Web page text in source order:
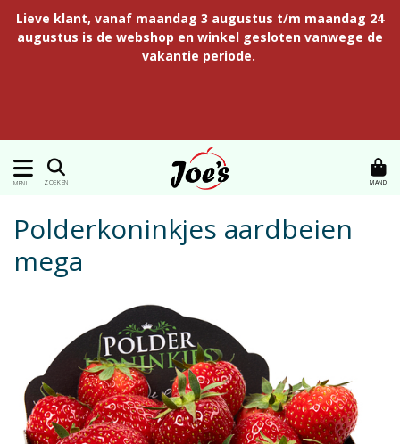
Lieve klant, vanaf maandag 3 augustus t/m maandag 24
augustus is de webshop en winkel gesloten vanwege de
vakantie periode.
MENU ZOEKEN MAND
Polderkoninkjes aardbeien
mega